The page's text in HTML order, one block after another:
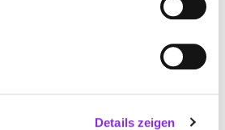
Details zeigen
CO. KG METZGEREI
2| 97633 Saal a d Saale DE